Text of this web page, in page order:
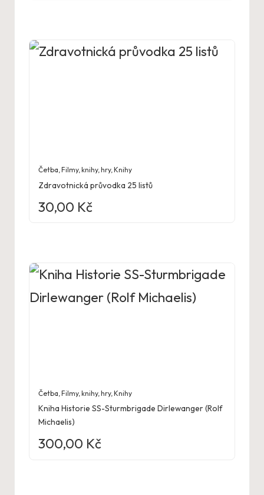
Četba,Filmy, knihy, hry,Knihy
Zdravotnická průvodka 25 listů
30,00 Kč
Četba ,Filmy, knihy, hry,Knihy
Kniha Historie SS-Sturmbrigade Dirlewanger (Rolf
Michaelis)
300,00 Kč